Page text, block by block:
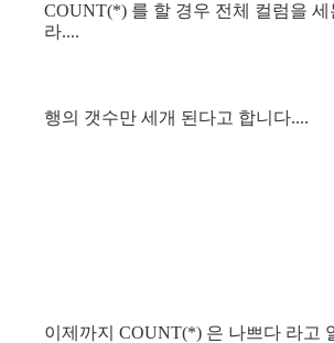
COUNT(*) 를 할 경우 전체 컬럼을 세
라....
행의 갯수만 세개 된다고 합니다....
이제까지 COUNT(*) 은 나쁘다 라고